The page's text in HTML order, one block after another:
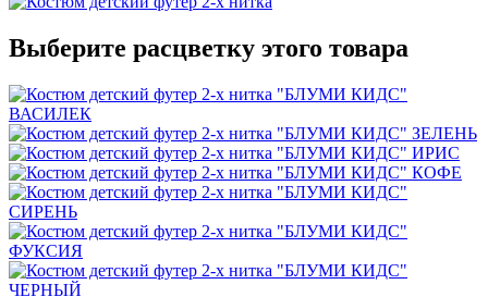
Выберите расцветку этого товара